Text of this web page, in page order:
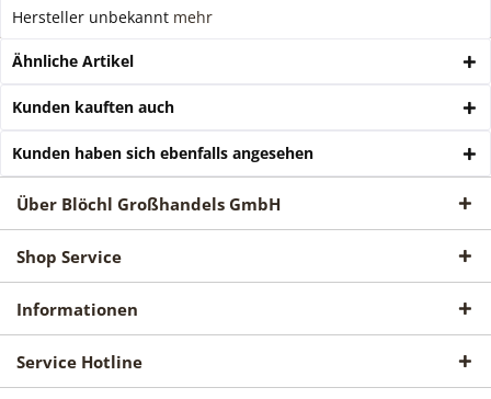
Hersteller unbekannt mehr
Ähnliche Artikel
Kunden kauften auch
Kunden haben sich ebenfalls angesehen
Über Blöchl Großhandels GmbH
Shop Service
Informationen
Service Hotline